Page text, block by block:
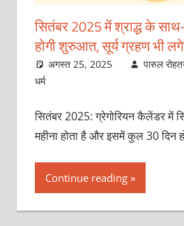
सितंबर 2025 में श्राद्ध के
होगी शुरुआत, सूर्य ग्रहण भी
अगस्त 25, 2025 पारुल
धर्म
सितंबर 2025: ग्रेगोरियन कैलेंडर में
महीना होता है और इसमें कुल 30 दिन
Continue reading